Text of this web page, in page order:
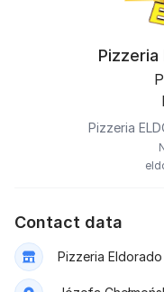
Pizzeria
Contact data
Pizzeria